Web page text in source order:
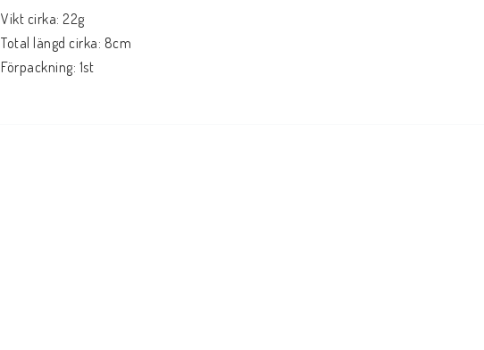
Vikt cirka: 22g
Total längd cirka: 8cm
Förpackning: 1st